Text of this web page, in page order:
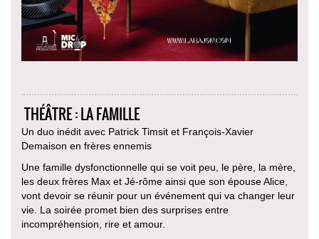
THÉÂTRE : LA FAMILLE
Un duo inédit avec Patrick Timsit et François-Xavier
Demaison en frères ennemis
Une famille dysfonctionnelle qui se voit peu, le père, la mère,
les deux frères Max et Jé-rôme ainsi que son épouse Alice,
vont devoir se réunir pour un événement qui va changer leur
vie. La soirée promet bien des surprises entre
incompréhension, rire et amour.